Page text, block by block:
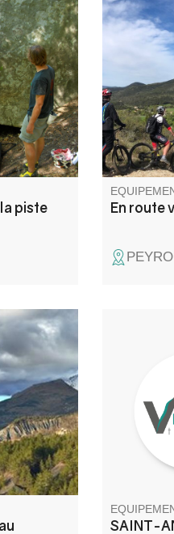
de grès
c'est un
blocs de
et
piste
Ce
hameau
beau
En route
de
et
de
de
Périers
et
Site de
reconnu,
(1613 m)
couper le
Castillon.
SAINT-